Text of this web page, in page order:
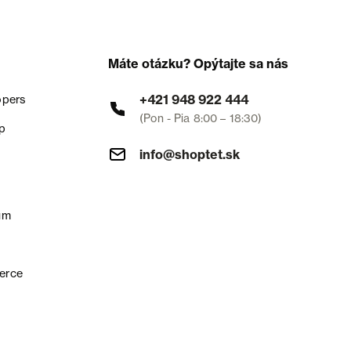
Máte otázku? Opýtajte sa nás
+421 948 922 444
(Pon - Pia 8:00 – 18:30)
info@shoptet.sk